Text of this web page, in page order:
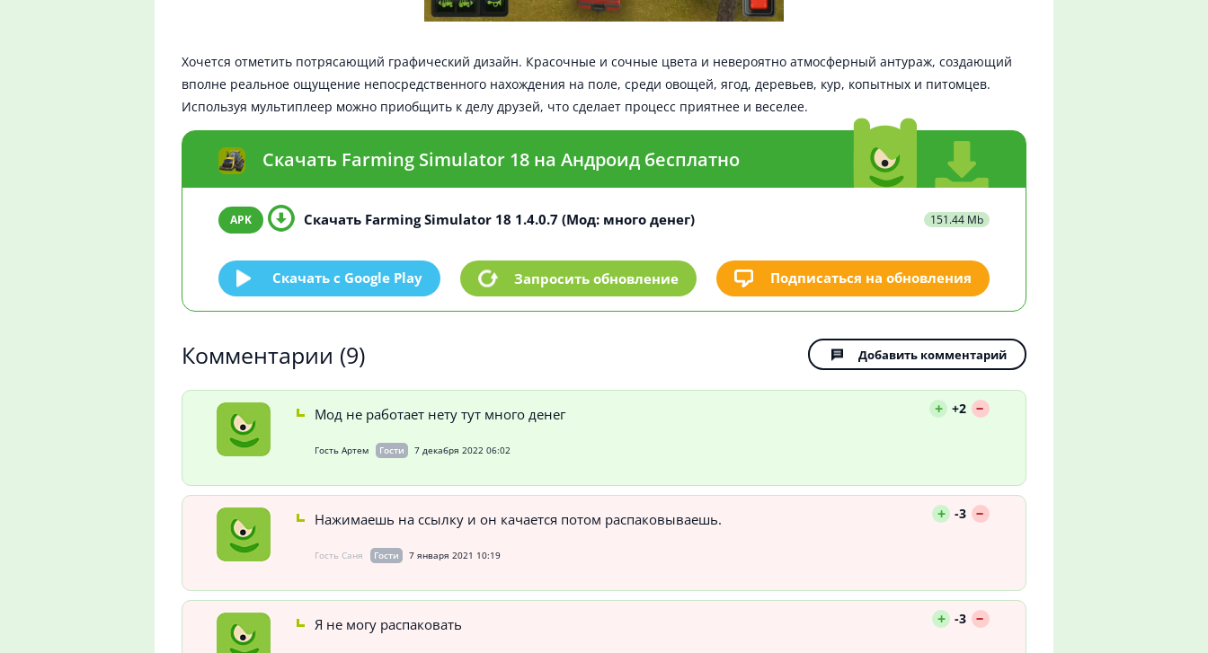
Хочется отметить потрясающий графический дизайн. Красочные и сочные цвета и невероятно атмосферный антураж, создающий
вполне реальное ощущение непосредственного нахождения на поле, среди овощей, ягод, деревьев, кур, копытных и питомцев.
Используя мультиплеер можно приобщить к делу друзей, что сделает процесс приятнее и веселее.
Скачать Farming Simulator 18 на Андроид бесплатно
Скачать Farming Simulator 18 1.4.0.7 (Мод: много денег) 151.44 Mb
Скачать c Google Play Запросить обновление Подписаться на обновления
Комментарии (9) Добавить комментарий
Мод не работает нету тут много денег
Гость Артем Гости 7 декабря 2022 06:02
+ +2 --
Нажимаешь на ссылку и он качается потом распаковываешь.
Гость Саня Гости 7 января 2021 10:19
+ -3 --
Я не могу распаковать + -3 --